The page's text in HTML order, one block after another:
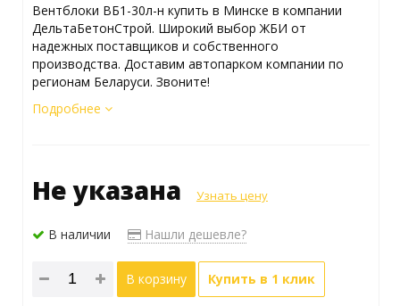
Вентблоки ВБ1-30л-н купить в Минске в компании
ДельтаБетонСтрой. Широкий выбор ЖБИ от
надежных поставщиков и собственного
производства. Доставим автопарком компании по
регионам Беларуси. Звоните!
Подробнее
Не указана Узнать цену
В наличии Нашли дешевле?
В корзину Купить в 1 клик